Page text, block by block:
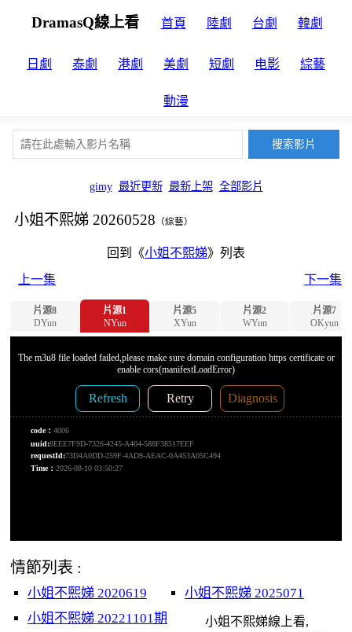
DramasQ線上看 首頁 陸劇 台劇 韓劇
日劇 泰劇 港劇 美劇 短劇 电影 綜藝
動漫
gimy 最近更新 最新上架 全部影片
小姐不熙娣 20260528 （綜藝）
回到《小姐不熙娣》列表
上一集
下一集
片源8
DYun
片源1
NYun
片源5
XYun
片源2
WYun
片源7
OKyun
情節列表 :
小姐不熙娣 2020619
小姐不熙娣 2025071
小姐不熙娣 20221101期
小姐不熙娣線上看,